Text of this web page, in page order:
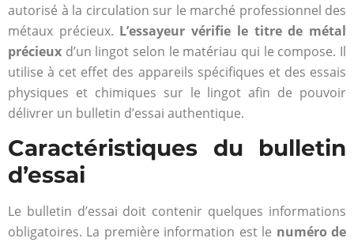
autorisé à la circulation sur le marché professionnel des
métaux précieux. L’essayeur vérifie le titre de métal
précieux d’un lingot selon le matériau qui le compose. Il
utilise à cet effet des appareils spécifiques et des essais
physiques et chimiques sur le lingot afin de pouvoir
délivrer un bulletin d’essai authentique.
Caractéristiques du bulletin
d’essai
Le bulletin d’essai doit contenir quelques informations
obligatoires. La première information est le numéro de